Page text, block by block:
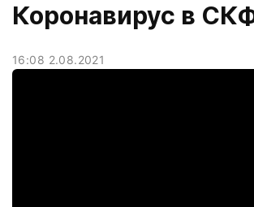
Коронавирус в
16:08 2.08.2021